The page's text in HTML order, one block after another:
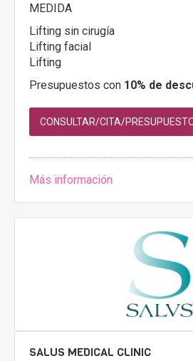
MEDIDA
Lifting sin cirugía
Lifting facial
Lifting
Presupuestos con 10% de
CONSULTAR/CITA/
Más información
SALUS MEDICAL CLINIC